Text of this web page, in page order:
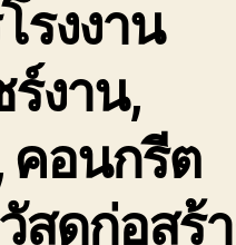
รงงาน
งาน,
คอนกรีต
สดุก่อสร้